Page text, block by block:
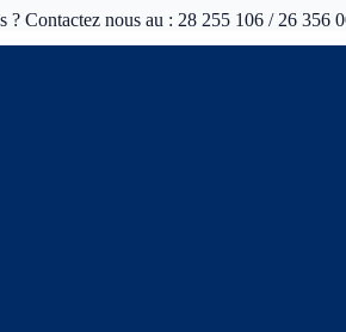
? Contactez nous au : 28 255 106 / 26 356